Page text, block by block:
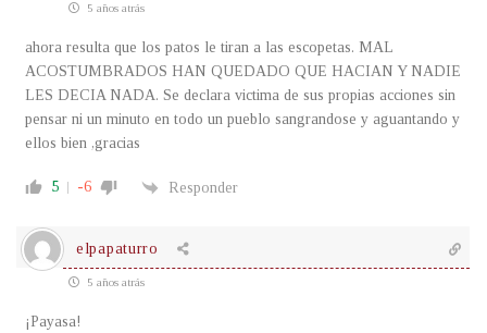
5 años atrás
ahora resulta que los patos le tiran a las escopetas. MAL
ACOSTUMBRADOS HAN QUEDADO QUE HACIAN Y NADIE
LES DECIA NADA. Se declara victima de sus propias acciones sin
pensar ni un minuto en todo un pueblo sangrandose y aguantando y
ellos bien ,gracias
5 -6 Responder
elpapaturro
5 años atrás
¡Payasa!